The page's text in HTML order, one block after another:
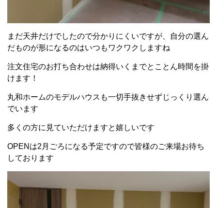
まだ天井だけでしたので分かりにくいですが、自分の選ん
だものが形になるのはいつもワクワクしますね
注文住宅のお打ち合わせは納得いくまでとことん時間を掛
けます！
丸和ホームのモデルハウスも一切手抜きせずじっくり選ん
でいます
多くの方に見ていただけますと嬉しいです
OPENは2月ごろになる予定ですので皆様のご来場お待ち
しております